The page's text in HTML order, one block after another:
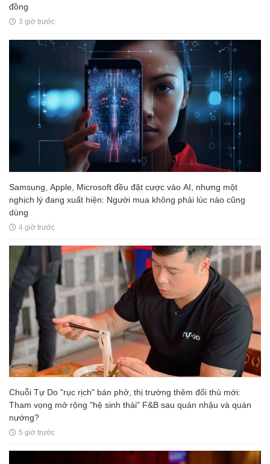
đồng
3 giờ trước
Samsung, Apple, Microsoft đều đặt cược vào AI, nhưng một
nghịch lý đang xuất hiện: Người mua không phải lúc nào cũng
dùng
4 giờ trước
Chuỗi Tự Do "rục rịch" bán phở, thị trường thêm đối thủ mới:
Tham vọng mở rộng "hệ sinh thái" F&B sau quán nhậu và quán
nướng?
5 giờ trước